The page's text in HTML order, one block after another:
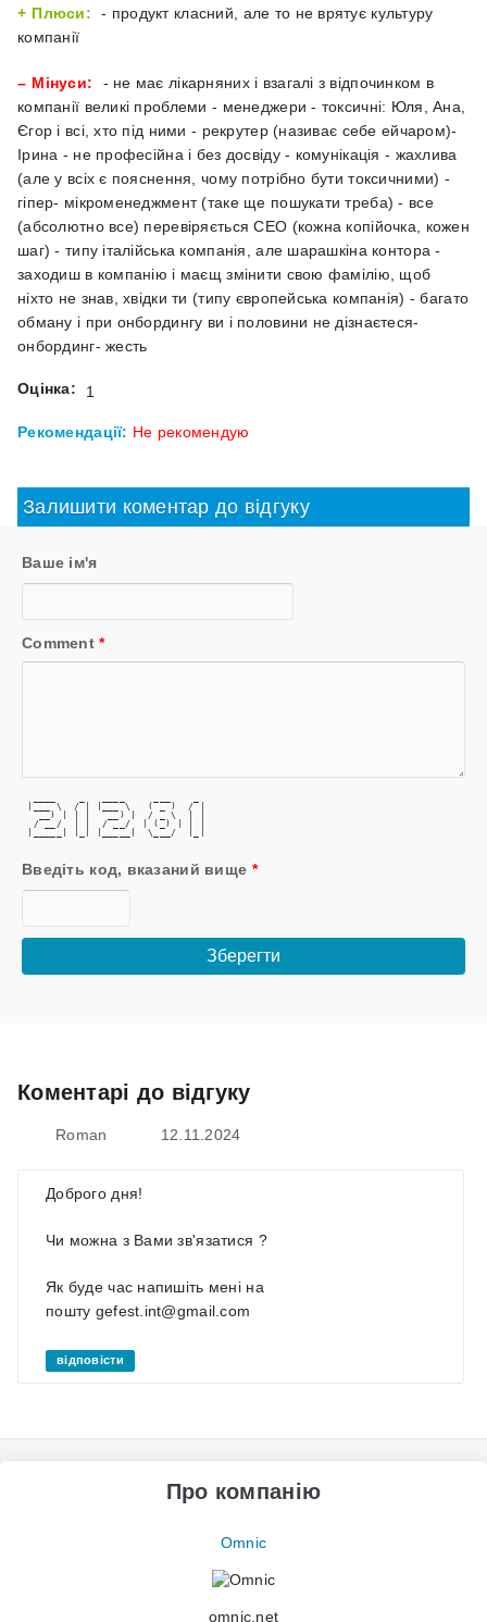
Плюси:
- продукт класний, але то не врятує культуру
компанії
Мінуси:
- не має лікарняних і взагалі з відпочинком в
компанії великі проблеми - менеджери - токсичні: Юля, Ана,
Єгор і всі, хто під ними - рекрутер (називає себе ейчаром)-
Ірина - не професійна і без досвіду - комунікація - жахлива
(але у всіх є пояснення, чому потрібно бути токсичними) -
гіпер- мікроменеджмент (таке ще пошукати треба) - все
(абсолютно все) перевіряється СЕО (кожна копійочка, кожен
шаг) - типу італійська компанія, але шарашкіна контора -
заходиш в компанію і маєщ змінити свою фамілію, щоб
ніхто не знав, хвідки ти (типу європейська компанія) - багато
обману і при онбордингу ви і половини не дізнаєтеся ​​​​​​​-
онбординг- жесть
Оцінка: 1
Рекомендації: Не рекомендую
Залишити коментар до відгуку
Ваше ім'я
Comment*
|___ \  / | |___ \   ( _ )  / |
   __) | | |   __) |  / _ \  | |
  / __/  | |  / __/  | (_) | | |
|_____| |_| |_____|  \___/  |_|
Введіть код, вказаний вище *
Коментарі до відгуку
Roman 12.11.2024
Доброго дня!
Чи можна з Вами зв'язатися ?
Як буде час напишіть мені на
пошту gefest.int@gmail.com
відповісти
Про компанію
Omnic
omnic.net